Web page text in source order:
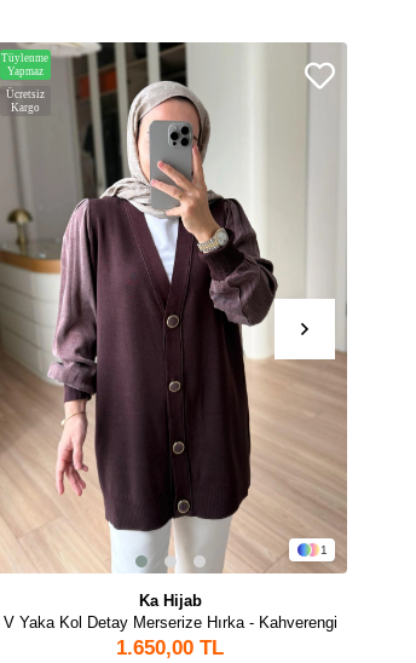
1
Ka Hijab
V Yaka Kol Detay Merserize Hırka - Kahverengi
1.650,00 TL
Ücretsiz
Kargo
Tüylenme
Yapmaz